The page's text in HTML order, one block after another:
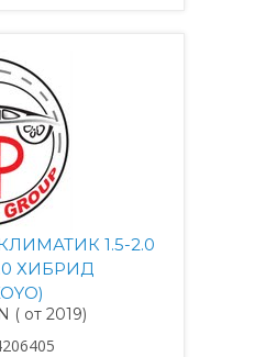
1.5-2.0
ХИБРИД
( от 2019)